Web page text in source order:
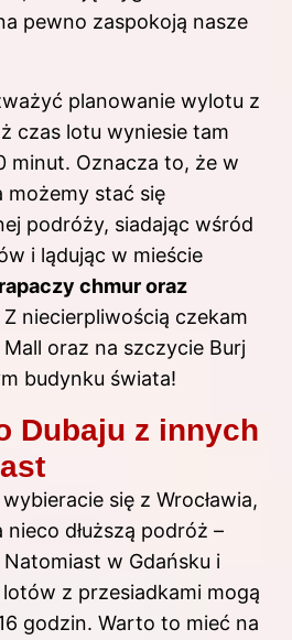
pewno zaspokoją nasze
planowanie wylotu z
czas lotu wyniesie tam
minut. Oznacza to, że w
możemy stać się
podróży, siadając wśród
i lądując w mieście
chmur oraz
Z niecierpliwością czekam
oraz na szczycie Burj
budynku świata!
Dubaju z innych
się z Wrocławia,
dłuższą podróż –
Natomiast w Gdańsku i
z przesiadkami mogą
godzin. Warto to mieć na